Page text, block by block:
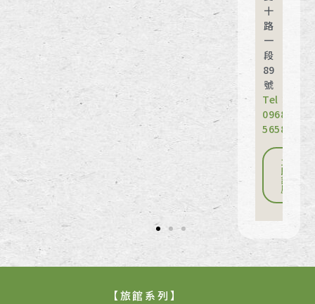
十
路
一
段
89
號
Tel：
0968-
565898
立
即
訂
房
【旅館系列】